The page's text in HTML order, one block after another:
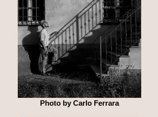
Photo by Carlo Ferrara